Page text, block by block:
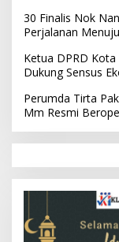
30 Finalis Nok
Perjalanan
Ketua DPRD
Dukung Sensus
Perumda Tirta
Mm Resmi